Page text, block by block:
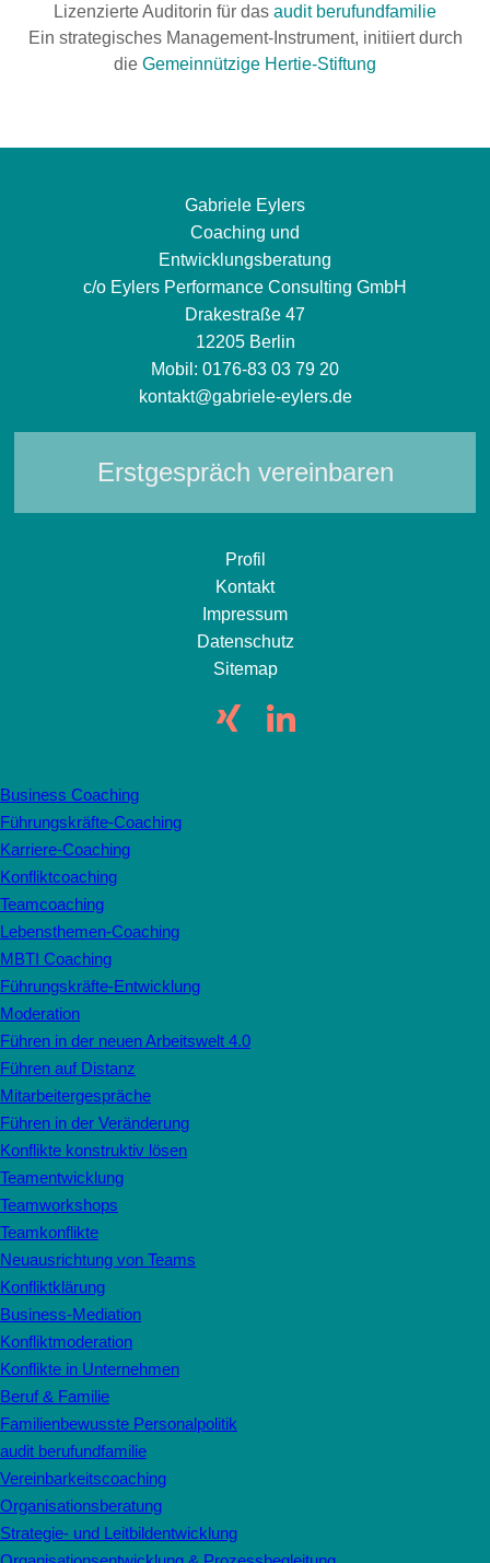
Lizenzierte Auditorin für das audit berufundfamilie
Ein strategisches Management-Instrument, initiiert durch
die Gemeinnützige Hertie-Stiftung
Gabriele Eylers
Coaching und
Entwicklungsberatung
c/o Eylers Performance Consulting GmbH
Drakestraße 47
12205 Berlin
Mobil: 0176-83 03 79 20
kontakt@gabriele-eylers.de
Erstgespräch vereinbaren
Profil
Kontakt
Impressum
Datenschutz
Sitemap
Business Coaching
Führungskräfte-Coaching
Karriere-Coaching
Konfliktcoaching
Teamcoaching
Lebensthemen-Coaching
MBTI Coaching
Führungskräfte-Entwicklung
Moderation
Führen in der neuen Arbeitswelt 4.0
Führen auf Distanz
Mitarbeitergespräche
Führen in der Veränderung
Konflikte konstruktiv lösen
Teamentwicklung
Teamworkshops
Teamkonflikte
Neuausrichtung von Teams
Konfliktklärung
Business-Mediation
Konfliktmoderation
Konflikte in Unternehmen
Beruf & Familie
Familienbewusste Personalpolitik
audit berufundfamilie
Vereinbarkeitscoaching
Organisationsberatung
Strategie- und Leitbildentwicklung